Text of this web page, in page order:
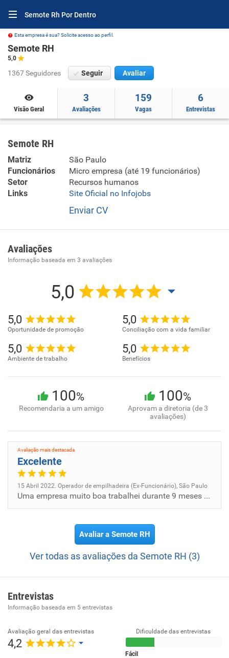
Semote Rh Por Dentro
Esta empresa é sua? Solicite acesso ao perfil.
Semote RH
5,0
1367 Seguidores Seguir Avaliar
Visão Geral
3
Avaliações
159
Vagas
6
Entrevistas
Semote RH
Matriz
São Paulo
Funcionários
Micro empresa (até 19 funcionários)
Setor
Recursos humanos
Links
Site Oficial no Infojobs
Enviar CV
Locação de mão-de-obra temporária
Avaliações
Informação baseada em 3 avaliações
5,0
5,0
Oportunidade de promoção
5,0
Conciliação com a vida familiar
5,0
Ambiente de trabalho
5,0
Benefícios
100%
Recomendaria a um amigo
100%
Aprovam a diretoria (de 3
avaliações)
Avaliação mais destacada
Excelente
15 Abril 2022. Operador de empilhadeira (Ex-Funcionário), São Paulo
Uma empresa muito boa trabalhei durante 9 meses gostaria muito de voltar
Avaliar a Semote RH
Ver todas as avaliações da Semote RH (3)
Entrevistas
Informação baseada em 5 entrevistas
Avaliação geral das entrevistas
4,2
Dificuldade das entrevistas
Fácil